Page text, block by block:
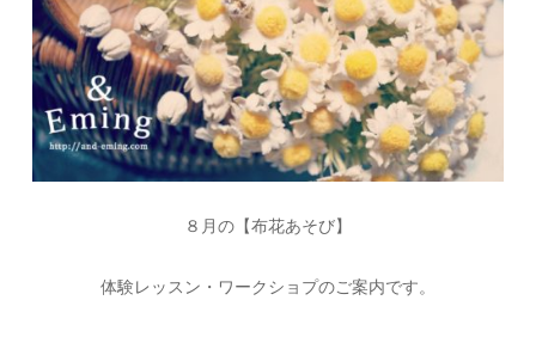
８月の【布花あそび】
体験レッスン・ワークショプのご案内です。